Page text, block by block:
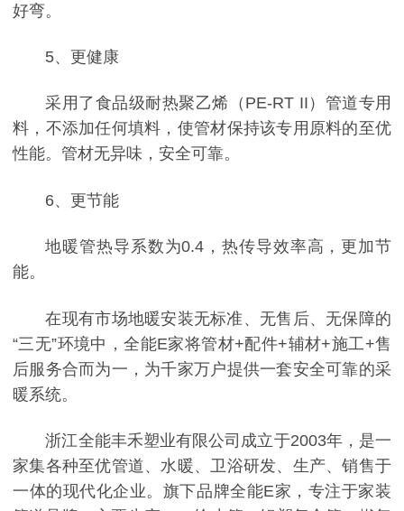
好弯。
5、更健康
采用了食品级耐热聚乙烯（PE-RT II）管道专用
料，不添加任何填料，使管材保持该专用原料的至优
性能。管材无异味，安全可靠。
6、更节能
地暖管热导系数为0.4，热传导效率高，更加节
能。
在现有市场地暖安装无标准、无售后、无保障的
“三无”环境中，全能E家将管材+配件+辅材+施工+售
后服务合而为一，为千家万户提供一套安全可靠的采
暖系统。
浙江全能丰禾塑业有限公司成立于2003年，是一
家集各种至优管道、水暖、卫浴研发、生产、销售于
一体的现代化企业。旗下品牌全能E家，专注于家装